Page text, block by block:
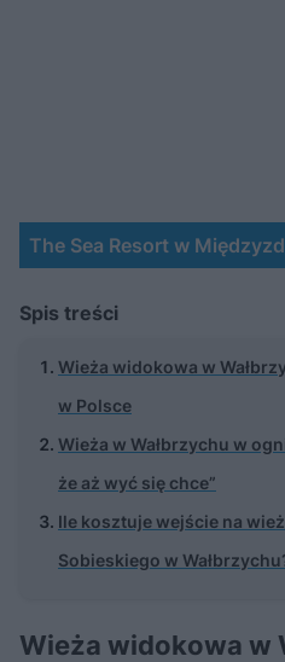
The Sea Resort w
Spis treści
Wieża widokowa w
w Polsce
Wieża w Wałbrzychu w
że aż wyć się chce”
Ile kosztuje wejście na
Sobieskiego w
Wieża widokowa w